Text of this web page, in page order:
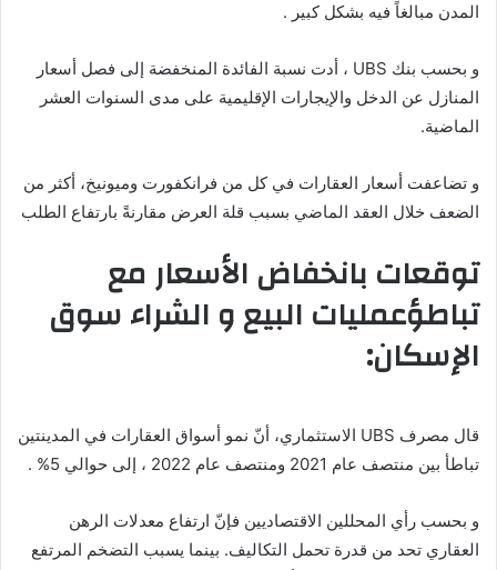
المدن مبالغاً فيه بشكل كبير .
و بحسب بنك UBS ، أدت نسبة الفائدة المنخفضة إلى فصل أسعار
المنازل عن الدخل والإيجارات الإقليمية على مدى السنوات العشر
الماضية.
و تضاعفت أسعار العقارات في كل من فرانكفورت وميونيخ، أكثر من
الضعف خلال العقد الماضي بسبب قلة العرض مقارنةً بارتفاع الطلب
توقعات بانخفاض الأسعار مع
تباطؤعمليات البيع و الشراء سوق
الإسكان:
قال مصرف UBS الاستثماري، أنّ نمو أسواق العقارات في المدينتين
تباطأ بين منتصف عام 2021 ومنتصف عام 2022 ، إلى حوالي 5% .
و بحسب رأي المحللين الاقتصاديين فإنّ ارتفاع معدلات الرهن
العقاري تحد من قدرة تحمل التكاليف. بينما يسبب التضخم المرتفع